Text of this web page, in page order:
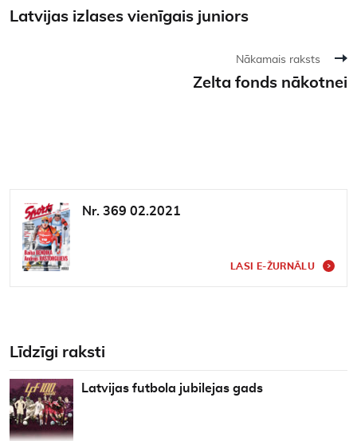
Latvijas izlases vienīgais juniors
Nākamais raksts
Zelta fonds nākotnei
Nr. 369 02.2021
LASI E-ŽURNĀLU
Līdzīgi raksti
Latvijas futbola jubilejas gads